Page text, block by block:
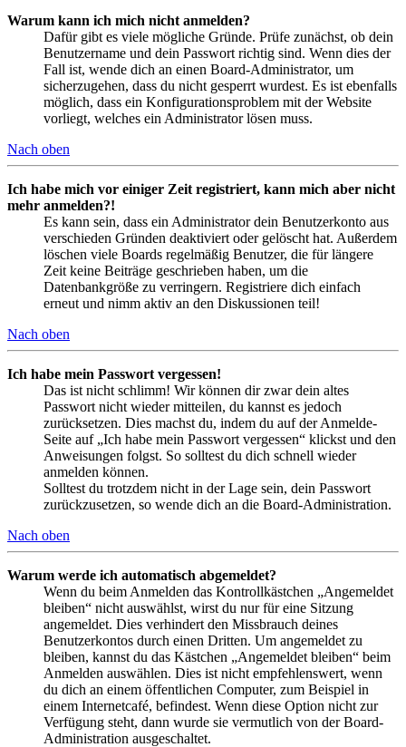
Warum kann ich mich nicht anmelden?
Dafür gibt es viele mögliche Gründe. Prüfe zunächst, ob dein
Benutzername und dein Passwort richtig sind. Wenn dies der
Fall ist, wende dich an einen Board-Administrator, um
sicherzugehen, dass du nicht gesperrt wurdest. Es ist ebenfalls
möglich, dass ein Konfigurationsproblem mit der Website
vorliegt, welches ein Administrator lösen muss.
Nach oben
Ich habe mich vor einiger Zeit registriert, kann mich aber nicht
mehr anmelden?!
Es kann sein, dass ein Administrator dein Benutzerkonto aus
verschieden Gründen deaktiviert oder gelöscht hat. Außerdem
löschen viele Boards regelmäßig Benutzer, die für längere
Zeit keine Beiträge geschrieben haben, um die
Datenbankgröße zu verringern. Registriere dich einfach
erneut und nimm aktiv an den Diskussionen teil!
Nach oben
Ich habe mein Passwort vergessen!
Das ist nicht schlimm! Wir können dir zwar dein altes
Passwort nicht wieder mitteilen, du kannst es jedoch
zurücksetzen. Dies machst du, indem du auf der Anmelde-
Seite auf „Ich habe mein Passwort vergessen“ klickst und den
Anweisungen folgst. So solltest du dich schnell wieder
anmelden können.
Solltest du trotzdem nicht in der Lage sein, dein Passwort
zurückzusetzen, so wende dich an die Board-Administration.
Nach oben
Warum werde ich automatisch abgemeldet?
Wenn du beim Anmelden das Kontrollkästchen „Angemeldet
bleiben“ nicht auswählst, wirst du nur für eine Sitzung
angemeldet. Dies verhindert den Missbrauch deines
Benutzerkontos durch einen Dritten. Um angemeldet zu
bleiben, kannst du das Kästchen „Angemeldet bleiben“ beim
Anmelden auswählen. Dies ist nicht empfehlenswert, wenn
du dich an einem öffentlichen Computer, zum Beispiel in
einem Internetcafé, befindest. Wenn diese Option nicht zur
Verfügung steht, dann wurde sie vermutlich von der Board-
Administration ausgeschaltet.